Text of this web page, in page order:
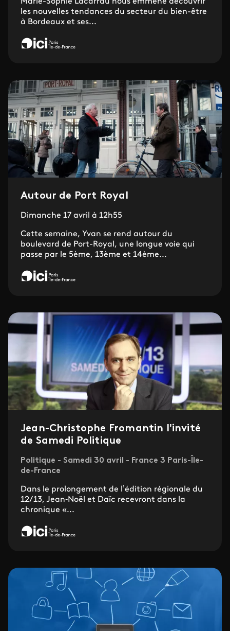
les nouvelles tendances du secteur du bien-être
à Bordeaux et ses...
Autour de Port Royal
Dimanche 17 avril à 12h55
Cette semaine, Yvan se rend autour du
boulevard de Port-Royal, une longue voie qui
passe par le 5ème, 13ème et 14ème...
Jean-Christophe Fromantin l'invité
de Samedi Politique
Politique - Samedi 30 avril - France 3 Paris-Île-
de-France
Dans le prolongement de l’édition régionale du
12/13, Jean‐Noël et Daïc recevront dans la
chronique «...